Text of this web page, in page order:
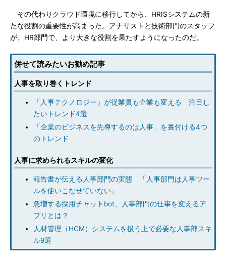
その代わりクラウド環境に移行してから、HRISシステムの新
たな役割の重要性が高まった。アナリストと技術部門のスタッフ
が、HR部門で、より大きな役割を果たすようになったのだ。
併せて読みたいお勧め記事
人事を取り巻くトレンド
「人事テクノロジー」が従業員も企業も変える 注目し
たいトレンド4選
「企業のビジネスを先導するのは人事」を裏付ける4つ
のトレンド
人事に求められるスキルの変化
報告書が伝える人事部門の実態 「人事部門は人事ツー
ルを使いこなせていない」
急増する採用チャットbot、人事部門の仕事を変えるア
プリとは？
人材管理（HCM）システムを扱う上で必要な人事部スキ
ル9選